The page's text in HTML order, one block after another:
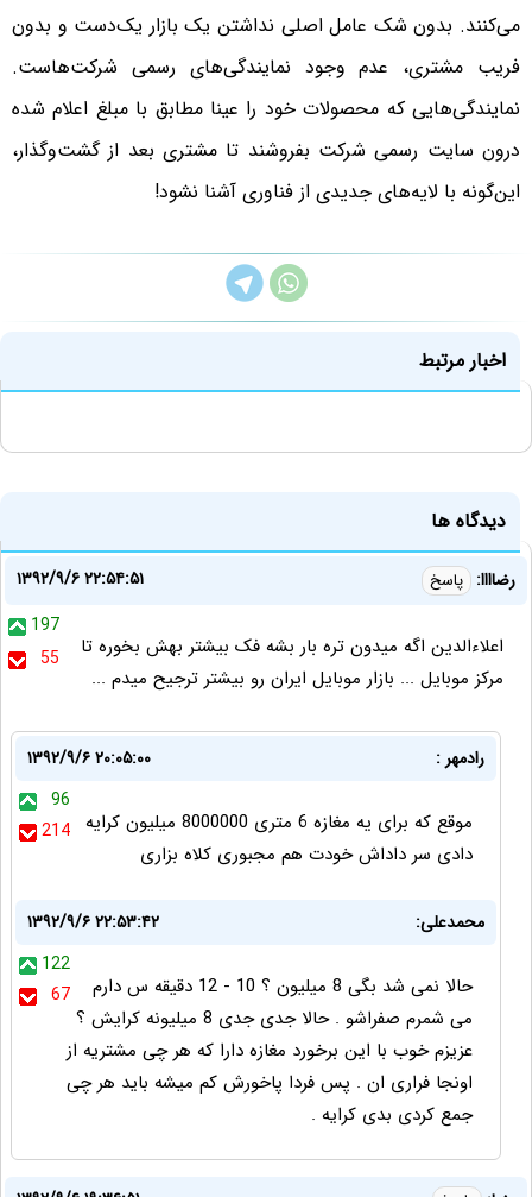
می‌کنند. بدون شک عامل اصلی نداشتن یک بازار یک‌دست و بدون
فریب مشتری، عدم وجود نمایندگی‌های رسمی شرکت‌هاست.
نمایندگی‌هایی که محصولات خود را عینا مطابق با مبلغ اعلام شده
درون سایت رسمی شرکت بفروشند تا مشتری بعد از گشت‌وگذار،
این‌گونه با لایه‌های جدیدی از فناوری آشنا نشود!
اخبار مرتبط
دیدگاه ها
رضاااا: پاسخ
۱۳۹۲/۹/۶ ۲۲:۵۴:۵۱
197
55
اعلاءالدین اگه میدون تره بار بشه فک بیشتر بهش بخوره تا
مرکز موبایل ... بازار موبایل ایران رو بیشتر ترجیح میدم ...
رادمهر :
۱۳۹۲/۹/۶ ۲۰:۰۵:۰۰
96
214 موقع که برای یه مغازه 6 متری 8000000 میلیون کرایه
دادی سر داداش خودت هم مجبوری کلاه بزاری
محمدعلی:
۱۳۹۲/۹/۶ ۲۲:۵۳:۴۲
122
67
حالا نمی شد بگی 8 میلیون ؟ 10 - 12 دقیقه س دارم
می شمرم صفراشو . حالا جدی جدی 8 میلیونه کرایش ؟
عزیزم خوب با این برخورد مغازه دارا که هر چی مشتریه از
اونجا فراری ان . پس فردا پاخورش کم میشه باید هر چی
جمع کردی بدی کرایه .